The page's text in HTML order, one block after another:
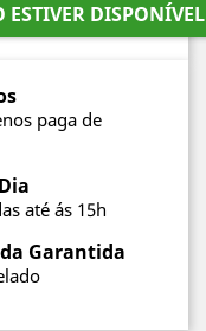
DISPONÍVEL
paga de
até ás 15h
Garantida